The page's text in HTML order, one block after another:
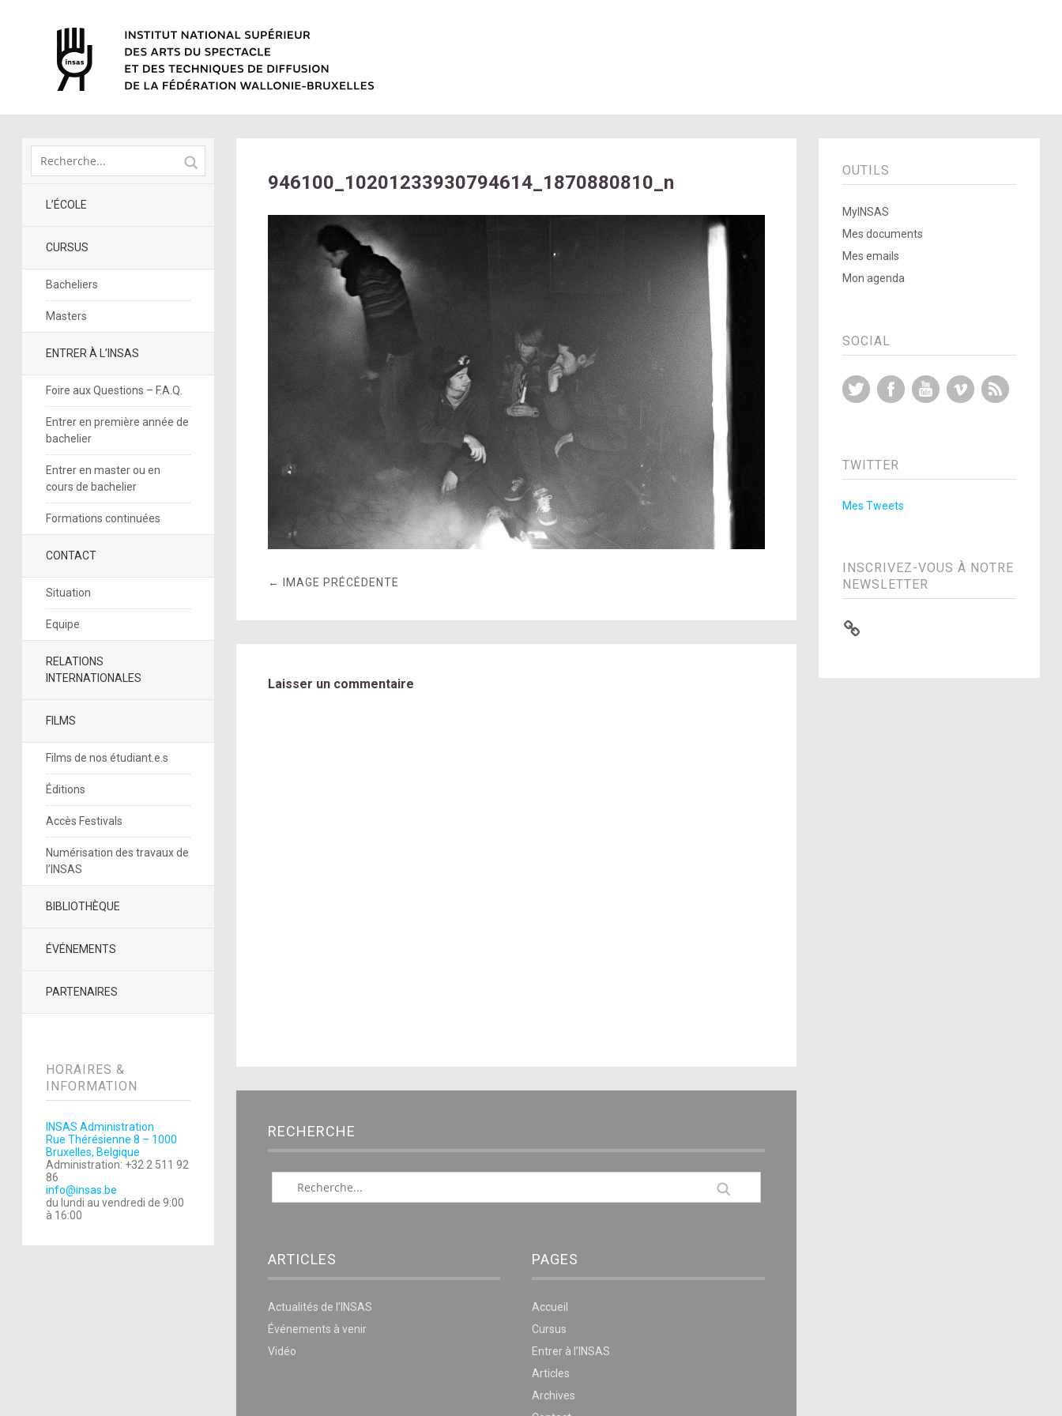
L’ÉCOLE
CURSUS
Bacheliers
Masters
ENTRER À L’INSAS
Foire aux Questions – F.A.Q.
Entrer en première année de
bachelier
Entrer en master ou en
cours de bachelier
Formations continuées
CONTACT
Situation
Equipe
RELATIONS
INTERNATIONALES
FILMS
Films de nos étudiant.e.s
Éditions
Accès Festivals
Numérisation des travaux de
l’INSAS
BIBLIOTHÈQUE
ÉVÉNEMENTS
PARTENAIRES
HORAIRES &
INFORMATION
INSAS Administration
Rue Thérésienne 8 – 1000
Bruxelles, Belgique
Administration: +32 2 511 92
86
info@insas.be
du lundi au vendredi de 9:00
à 16:00
946100_10201233930794614_1870880810_n
← IMAGE PRÉCÉDENTE
Laisser un commentaire
RECHERCHE
ARTICLES
Actualités de l’INSAS
Événements à venir
Vidéo
PAGES
Accueil
Cursus
Entrer à l’INSAS
Articles
Archives
OUTILS
MyINSAS
Mes documents
Mes emails
Mon agenda
SOCIAL
Twitter FacebookYouTubeVimeo
TWITTER
Mes Tweets
INSCRIVEZ-VOUS À NOTRE
NEWSLETTER